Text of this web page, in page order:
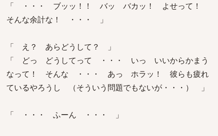
「 ・・・ ブッッ！！ バッ バカッ！ よせって！
そんな余計な！ ・・・ 」
「 え？ あらどうして？ 」
「 どっ どうしてって ・・・ いっ いいからかまう
なって！ そんな ・・・ あっ ホラッ！ 彼らも疲れ
ているやろうし （そういう問題でもないが・・・） 」
「 ・・・ ふーん ・・・ 」